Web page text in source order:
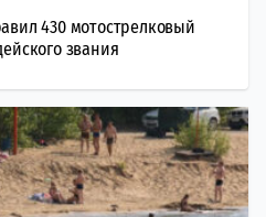
430 мотострелковый
звания